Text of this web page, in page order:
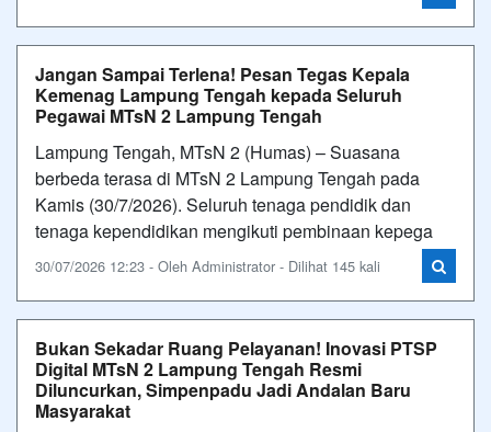
Jangan Sampai Terlena! Pesan Tegas Kepala
Kemenag Lampung Tengah kepada Seluruh
Pegawai MTsN 2 Lampung Tengah
Lampung Tengah, MTsN 2 (Humas) – Suasana
berbeda terasa di MTsN 2 Lampung Tengah pada
Kamis (30/7/2026). Seluruh tenaga pendidik dan
tenaga kependidikan mengikuti pembinaan kepega
30/07/2026 12:23 - Oleh Administrator - Dilihat 145 kali
Bukan Sekadar Ruang Pelayanan! Inovasi PTSP
Digital MTsN 2 Lampung Tengah Resmi
Diluncurkan, Simpenpadu Jadi Andalan Baru
Masyarakat